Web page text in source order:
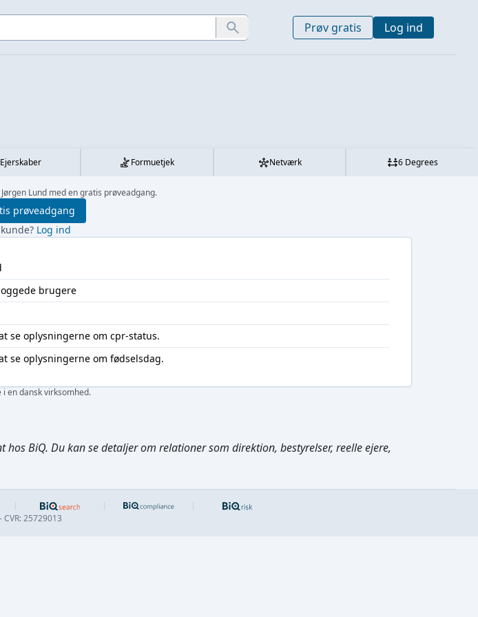
Prøv gratis Log ind
Ejerskaber Formuetjek Netværk 6 Degrees
Lund med en gratis prøveadgang.
prøveadgang
Log ind
brugere
se oplysningerne om cpr-status.
se oplysningerne om fødselsdag.
en dansk virksomhed.
BiQ. Du kan se detaljer om relationer som direktion, bestyrelser, reelle ejere,
CVR: 25729013